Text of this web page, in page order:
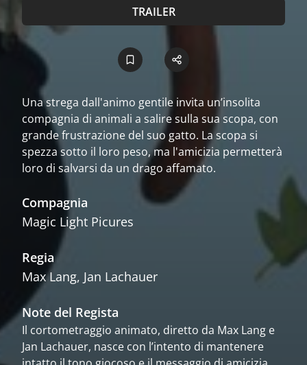
TRAILER
Una strega dall'animo gentile invita un’insolita
compagnia di animali a salire sulla sua scopa, con
grande frustrazione del suo gatto. La scopa si
spezza sotto il loro peso, ma l'amicizia permetterà
loro di salvarsi da un drago affamato.
Compagnia
Magic Light Picures
Regia
Max Lang, Jan Lachauer
Note del Regista
Il cortometraggio animato, diretto da Max Lang e
Jan Lachauer, nasce con l’intento di mantenere